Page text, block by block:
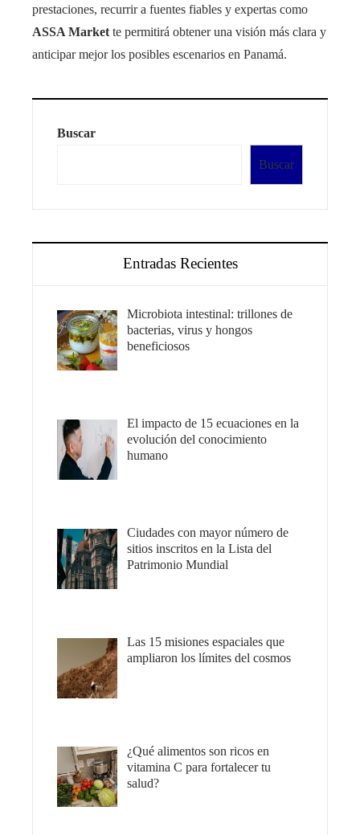
prestaciones, recurrir a fuentes fiables y expertas como
ASSA Market te permitirá obtener una visión más clara y
anticipar mejor los posibles escenarios en Panamá.
Buscar
Buscar
Entradas Recientes
Microbiota intestinal: trillones de
bacterias, virus y hongos
beneficiosos
El impacto de 15 ecuaciones en la
evolución del conocimiento
humano
Ciudades con mayor número de
sitios inscritos en la Lista del
Patrimonio Mundial
Las 15 misiones espaciales que
ampliaron los límites del cosmos
¿Qué alimentos son ricos en
vitamina C para fortalecer tu
salud?